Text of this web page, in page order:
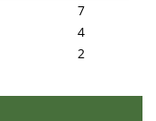
7
4
2